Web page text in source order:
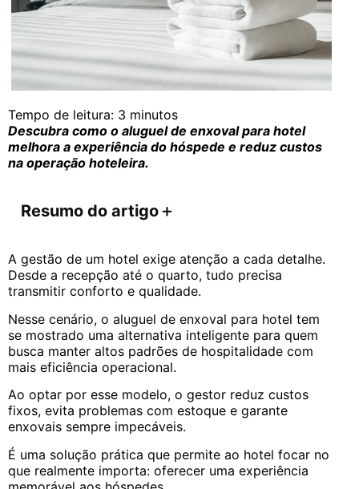
Tempo de leitura: 3 minutos
Descubra como o aluguel de enxoval para hotel
melhora a experiência do hóspede e reduz custos
na operação hoteleira.
Resumo do artigo＋
A gestão de um hotel exige atenção a cada detalhe.
Desde a recepção até o quarto, tudo precisa
transmitir conforto e qualidade.
Nesse cenário, o aluguel de enxoval para hotel tem
se mostrado uma alternativa inteligente para quem
busca manter altos padrões de hospitalidade com
mais eficiência operacional.
Ao optar por esse modelo, o gestor reduz custos
fixos, evita problemas com estoque e garante
enxovais sempre impecáveis.
É uma solução prática que permite ao hotel focar no
que realmente importa: oferecer uma experiência